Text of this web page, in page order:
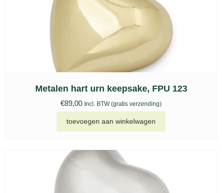
Metalen hart urn keepsake, FPU 123
€89,00 Incl. BTW (gratis verzending)
toevoegen aan winkelwagen